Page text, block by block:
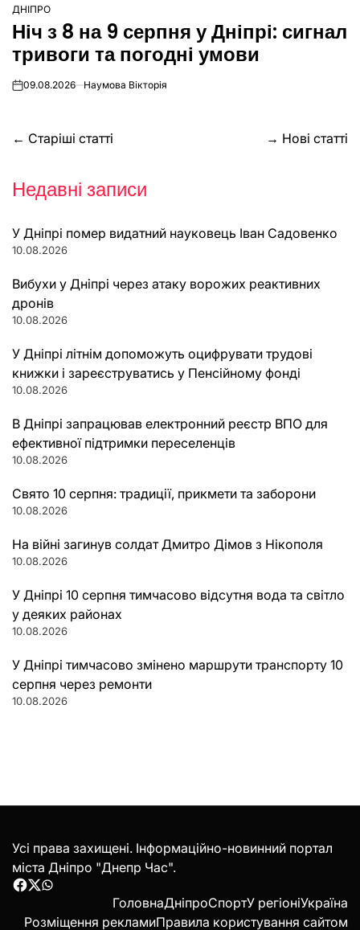
ОПУБЛІКУВАТИ
У
ДНІПРО
Ніч з 8 на 9 серпня у Дніпрі: сигнал
тривоги та погодні умови
on09.08.2026 Наумова Вікторія
Навігація
за
записами
← Старіші статті → Нові статті
Недавні записи
У Дніпрі помер видатний науковець Іван Садовенко
10.08.2026
Вибухи у Дніпрі через атаку ворожих реактивних
дронів
10.08.2026
У Дніпрі літнім допоможуть оцифрувати трудові
книжки і зареєструватись у Пенсійному фонді
10.08.2026
В Дніпрі запрацював електронний реєстр ВПО для
ефективної підтримки переселенців
10.08.2026
Свято 10 серпня: традиції, прикмети та заборони
10.08.2026
На війні загинув солдат Дмитро Дімов з Нікополя
10.08.2026
У Дніпрі 10 серпня тимчасово відсутня вода та світло
у деяких районах
10.08.2026
У Дніпрі тимчасово змінено маршрути транспорту 10
серпня через ремонти
10.08.2026
Усі права захищені. Інформаційно-новинний портал
міста Дніпро "Днепр Час".
Facebook
Twitter
WhatsApp
ГоловнаДніпроСпортУ регіоніУкраїна
Розміщення рекламиПравила користування сайтом